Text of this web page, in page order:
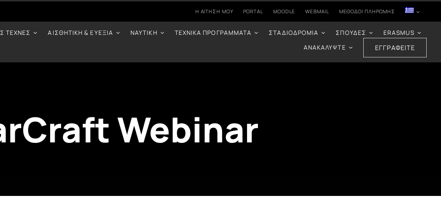
Η ΑΊΤΗΣΉ ΜΟΥ PORTAL MOODLE WEBMAIL ΜΈΘΟΔΟΙ ΠΛΗΡΩΜΉΣ
ΤΈΧΝΕΣ ΑΙΣΘΗΤΙΚΉ & ΕΥΕΞΊΑ ΝΑΥΤΙΚΉ ΤΕΧΝΙΚΆ ΠΡΟΓΡΆΜΜΑΤΑ ΣΤΑΔΙΟΔΡΟΜΊΑ ΣΠΟΥΔΈΣ
ERASMUS
ΑΝΑΚΑΛΎΨΤΕ
ΕΓΓΡΑΦΕΊΤΕ
Webinar